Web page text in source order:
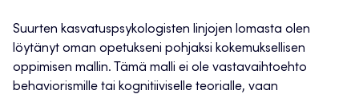
Suurten kasvatuspsykologisten linjojen lomasta olen
löytänyt oman opetukseni pohjaksi kokemuksellisen
oppimisen mallin. Tämä malli ei ole vastavaihtoehto
behaviorismille tai kognitiiviselle teorialle, vaan